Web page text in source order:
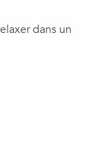
dans un